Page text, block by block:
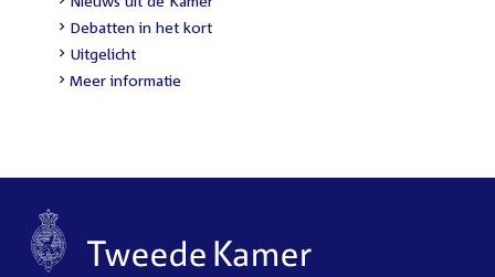
link:
External
link:
Debatten in het kort
External
link:
Uitgelicht
Meer informatie